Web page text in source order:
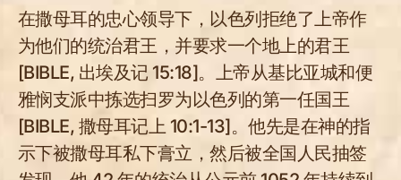
在撒母耳的忠心领导下，以色列拒绝了上帝作
为他们的统治君王，并要求一个地上的君王
[BIBLE, 出埃及记 15:18]。上帝从基比亚城和便
雅悯支派中拣选扫罗为以色列的第一任国王
[BIBLE, 撒母耳记上 10:1-13]。他先是在神的指
示下被撒母耳私下膏立，然后被全国人民抽签